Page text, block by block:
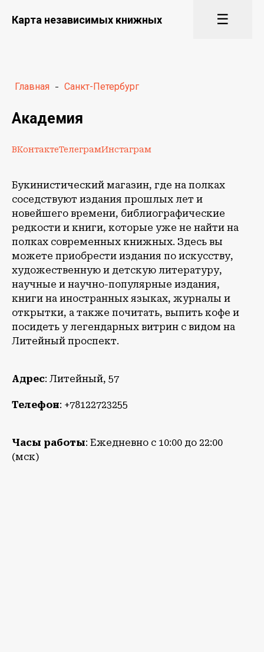
Карта независимых книжных ☰
Главная - Санкт-Петербург
Академия
ВКонтактеТелеграмИнстаграм
Букинистический магазин, где на полках
соседствуют издания прошлых лет и
новейшего времени, библиографические
редкости и книги, которые уже не найти на
полках современных книжных. Здесь вы
можете приобрести издания по искусству,
художественную и детскую литературу,
научные и научно-популярные издания,
книги на иностранных языках, журналы и
открытки, а также почитать, выпить кофе и
посидеть у легендарных витрин с видом на
Литейный проспект.
Адрес: Литейный, 57
Телефон: +78122723255
Часы работы: Ежедневно c 10:00 до 22:00
(мск)